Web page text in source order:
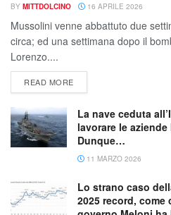
BY MITTDOLCINO 16 APRILE 2026
Mussolini venne abbattuto due
circa; ed una settimana dopo il
Lorenzo....
READ MORE
La nave ceduta
lavorare le
Dunque…
11 MARZO 2026
Lo strano caso
2025 record,